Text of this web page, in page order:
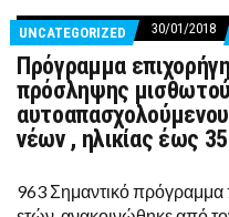
UNCATEGORIZED 30/01/2018
Πρόγραμμα
πρόσληψης
νέων , ηλικίας έως
963 Σημαντικό